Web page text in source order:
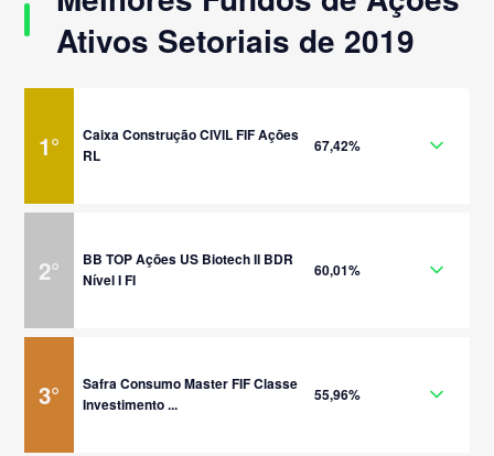
Ativos Setoriais de 2019
1°
Caixa Construção CIVIL FIF Ações
RL
67,42%
2°
BB TOP Ações US Biotech II BDR
Nível I FI
60,01%
3°
Safra Consumo Master FIF Classe
Investimento ...
55,96%